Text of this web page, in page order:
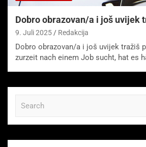
Dobro obrazovan/a i još uvijek
9. Juli 2025 Redakcija
Dobro obrazovan/a i još uvijek tražiš
zurzeit nach einem Job sucht, hat es
c